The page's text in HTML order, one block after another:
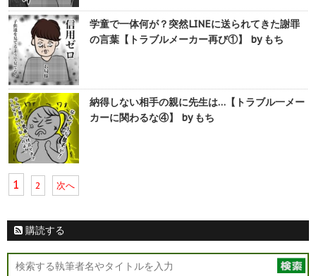
学童で一体何が？突然LINEに送られてきた謝罪
の言葉【トラブルメーカー再び①】 by もち
納得しない相手の親に先生は…【トラブル一メー
カーに関わるな④】 by もち
1 2 次へ
購読する